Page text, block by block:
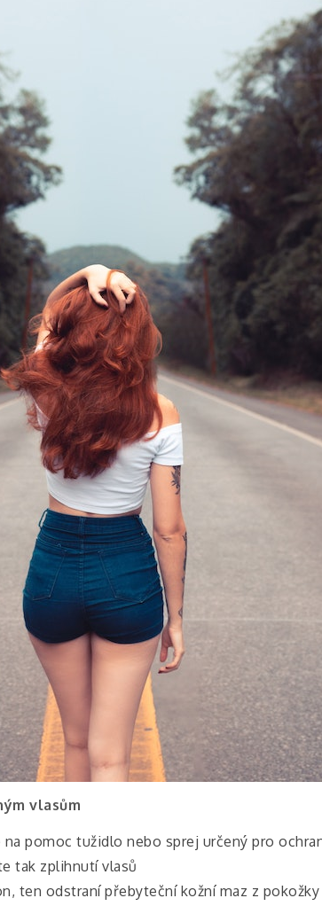
vlasům
pomoc tužidlo nebo sprej určený pro
tak zplihnutí vlasů
ten odstraní přebyteční kožní maz z